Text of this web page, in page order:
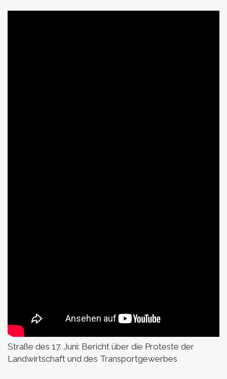
Straße des 17. Juni: Bericht über die Proteste der
Landwirtschaft und des Transportgewerbes